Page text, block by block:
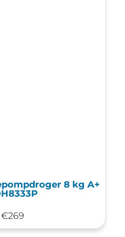
8 kg A+
€269